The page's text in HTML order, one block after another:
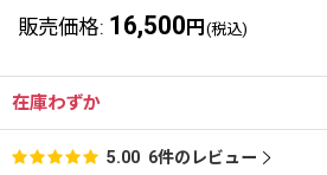
販売価格: 16,500 円 (税込)
在庫わずか
5.00 6件のレビュー